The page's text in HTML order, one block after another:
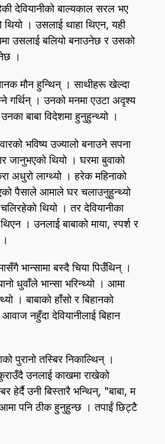
देवियानीको बाल्यकाल सरल भए
थियो । उसलाई थाहा थिएन, यही
उसलाई बलियो बनाउनेछ र उसको
।
मौन हुन्थिन्‌ । साथीहरू खेल्दा
गर्थिन्‌ । उनको मनमा एउटा अदृश्य
बाबा विदेशमा हुनुहुन्थ्यो ।
भविष्य उज्यालो बनाउने सपना
जानुभएको थियो । घरमा बुवाको
अधुरो लाग्थ्यो । हरेक महिनाको
पैसाले आमाले घर चलाउनुहुन्थ्यो
चलिरहेको थियो । तर देवियानीका
। उनलाई बाबाको माया, स्पर्श र
भान्सामा बस्दै चिया पिउँथिन्‌ ।
धुवाँले भान्सा भरिन्थ्यो । आमा
। बाबाको हाँसो र बिहानको
नहुँदा देवियानीलाई बिहान
पुरानो तस्बिर निकाल्थिन्‌ ।
उनलाई काखमा राखेको
हेर्दै उनी बिस्तारै भन्थिन्‌, "बाबा, म
पनि ठीक हुनुहुन्छ । तपाईं छिट्टै